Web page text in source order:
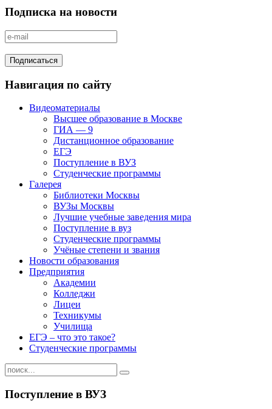
Подписка на новости
Навигация по сайту
Видеоматериалы
Высшее образование в Москве
ГИА — 9
Дистанционное образование
ЕГЭ
Поступление в ВУЗ
Студенческие программы
Галерея
Библиотеки Москвы
ВУЗы Москвы
Лучшие учебные заведения мира
Поступление в вуз
Студенческие программы
Учёные степени и звания
Новости образования
Предприятия
Академии
Колледжи
Лицеи
Техникумы
Училища
ЕГЭ – что это такое?
Студенческие программы
Поступление в ВУЗ